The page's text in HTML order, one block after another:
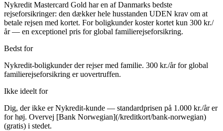
Nykredit Mastercard Gold har en af Danmarks bedste
rejseforsikringer: den dækker hele husstanden UDEN krav om at
betale rejsen med kortet. For boligkunder koster kortet kun 300 kr./
år — en exceptionel pris for global familierejseforsikring.
Bedst for
Nykredit-boligkunder der rejser med familie. 300 kr./år for global
familierejseforsikring er uovertruffen.
Ikke ideelt for
Dig, der ikke er Nykredit-kunde — standardprisen på 1.000 kr./år er
for høj. Overvej [Bank Norwegian](/kreditkort/bank-norwegian)
(gratis) i stedet.